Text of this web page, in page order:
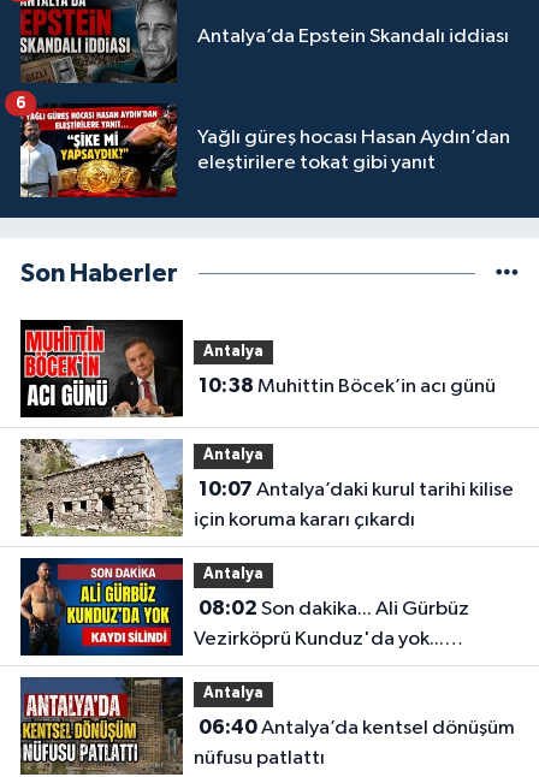
Antalya’da Epstein Skandalı iddiası
Yağlı güreş hocası Hasan Aydın’dan
eleştirilere tokat gibi yanıt
6
Son Haberler
Antalya
10:38 Muhittin Böcek’in acı günü
Antalya
10:07
için koruma kararı çıkardı
Antalya
08:02
Vezirköprü Kunduz'da yok...
Antalyalı başpehlivanın ismi
sistemden silindi
Antalya
06:40Antalya’da kentsel dönüşüm
nüfusu patlattı